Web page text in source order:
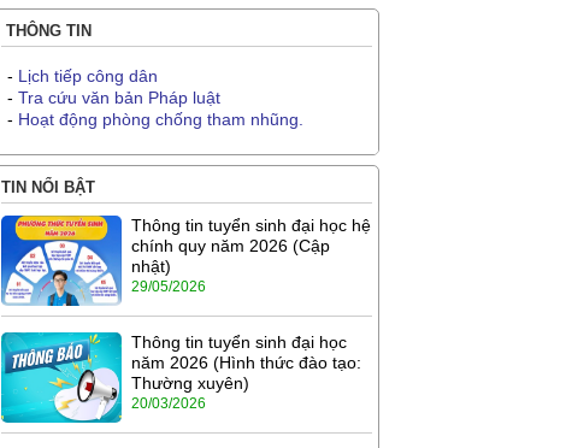
THÔNG TIN
- Lịch tiếp công dân
- Tra cứu văn bản Pháp luật
- Hoạt động phòng chống tham nhũng.
TIN NỔI BẬT
Thông tin tuyển sinh đại học hệ
chính quy năm 2026 (Cập
nhật)
29/05/2026
Thông tin tuyển sinh đại học
năm 2026 (Hình thức đào tạo:
Thường xuyên)
20/03/2026